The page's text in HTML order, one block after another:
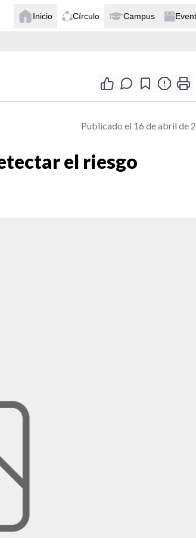
Inicio Círculo Campus
Publicado el 16 de abril de
el riesgo